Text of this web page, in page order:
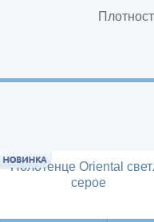
Полотенце Oriental
серое